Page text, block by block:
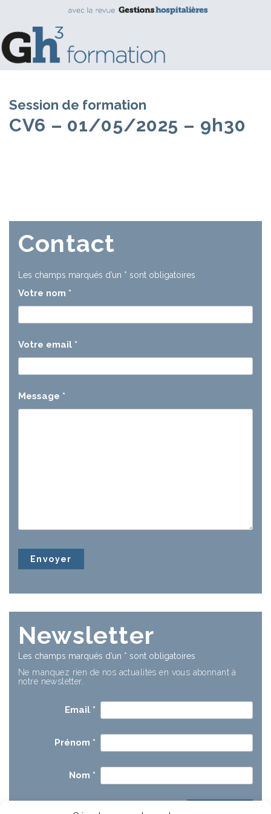
Session de formation
CV6 – 01/05/2025 – 9h30
Contact
Les champs marqués d’un * sont obligatoires
Votre nom *
Votre email *
Message *
Newsletter
Les champs marqués d’un * sont obligatoires
Ne manquez rien de nos actualités en vous abonnant à
notre newsletter.
Email *
Prénom *
Nom *